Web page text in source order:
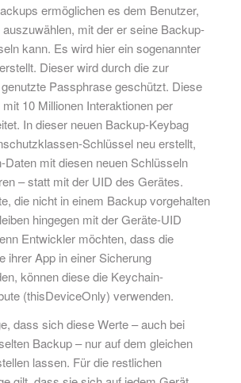
ermöglichen es dem Benutzer,
mit der er seine Backup-
kann. Es wird hier ein sogenannter
Dieser wird durch die zur
Passphrase geschützt. Diese
10 Millionen Interaktionen per
In dieser neuen Backup-Keybag
Schlüssel neu erstellt,
Daten mit diesen neuen Schlüsseln
– statt mit der UID des Gerätes.
die nicht in einem Backup vorgehalten
hingegen mit der Geräte-UID
Entwickler möchten, dass die
ihrer App in einer Sicherung
können diese die Keychain-
(thisDeviceOnly) verwenden.
dass sich diese Werte – auch bei
Backup – nur auf dem gleichen
lassen. Für die restlichen